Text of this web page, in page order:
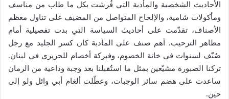
الأحاديث الشخصية والمأدبة التي فُرشت بكل ما طاب من مناسف
ومأكولات شامية، والإلحاح المتواصل من المضيف على تناول معظم
الأصناف، تقدّمت على أحاديث السياسة التي بدت تفصيلية أمام
مظاهر الترحيب. أهم صنف على المأدبة كان كسر الجليد مع رجل
صُنّف لسنوات في خانة الخصوم، وفبركة أخصام للحريري في لبنان.
تركنا الصبورة مشيّعين بمثل ما استُقبلنا بعد وجبة وداعية من الرمان
ساعدت على هضم سائر الوجبات، وعطّلت ألغام أبي وائل ولو إلى
حين.